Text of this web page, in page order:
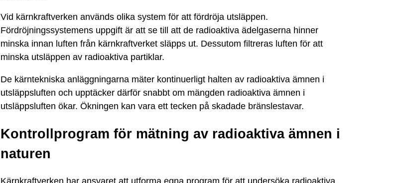
Vid kärnkraftverken används olika system för att fördröja utsläppen.
Fördröjningssystemens uppgift är att se till att de radioaktiva ädelgaserna hinner
minska innan luften från kärnkraftverket släpps ut. Dessutom filtreras luften för att
minska utsläppen av radioaktiva partiklar.
De kärntekniska anläggningarna mäter kontinuerligt halten av radioaktiva ämnen i
utsläppsluften och upptäcker därför snabbt om mängden radioaktiva ämnen i
utsläppsluften ökar. Ökningen kan vara ett tecken på skadade bränslestavar.
Kontrollprogram för mätning av radioaktiva ämnen i
naturen